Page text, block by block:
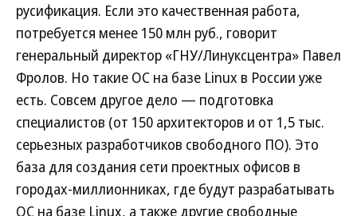
русификация. Если это качественная работа,
потребуется менее 150 млн руб., говорит
генеральный директор «ГНУ/Линуксцентра» Павел
Фролов. Но такие ОС на базе Linux в России уже
есть. Совсем другое дело — подготовка
специалистов (от 150 архитекторов и от 1,5 тыс.
серьезных разработчиков свободного ПО). Это
база для создания сети проектных офисов в
городах-миллионниках, где будут разрабатывать
ОС на базе Linux, а также другие свободные